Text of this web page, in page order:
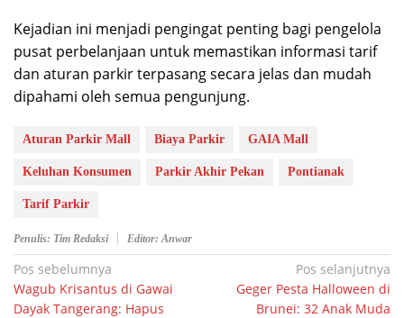
Kejadian ini menjadi pengingat penting bagi pengelola
pusat perbelanjaan untuk memastikan informasi tarif
dan aturan parkir terpasang secara jelas dan mudah
dipahami oleh semua pengunjung.
Aturan Parkir Mall Biaya Parkir GAIA Mall
Keluhan Konsumen Parkir Akhir Pekan Pontianak
Tarif Parkir
Penulis: Tim Redaksi Editor: Anwar
Navigasi
pos
Pos sebelumnya
Wagub Krisantus di Gawai
Dayak Tangerang: Hapus
Pos selanjutnya
Geger Pesta Halloween di
Brunei: 32 Anak Muda